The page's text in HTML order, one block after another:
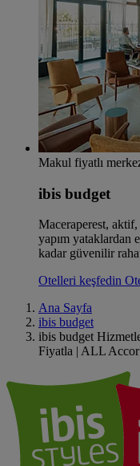
Makul fiyatlı
ibis budget
Maceraperest,
yapım yataklardan
kadar güvenilir
Otelleri keşfedin
Ana Sayfa
ibis budget
ibis budget
Fiyatla | ALL Accor